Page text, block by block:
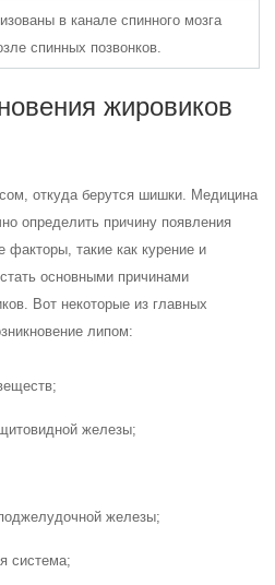
в канале спинного мозга
спинных позвонков.
жировиков
откуда берутся шишки. Медицина
определить причину появления
факторы, такие как курение и
основными причинами
Вот некоторые из главных
липом:
железы;
железы;
система;